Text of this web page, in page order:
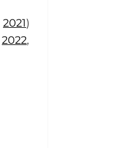
2021)
2022,